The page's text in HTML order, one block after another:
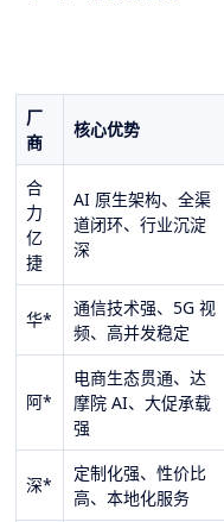
厂
商
核心优势
合
力
亿
捷
AI 原生架构、全渠
道闭环、行业沉淀
深
华*
通信技术强、5G 视
频、高并发稳定
阿*
电商生态贯通、达
摩院 AI、大促承载
强
深*
定制化强、性价比
高、本地化服务